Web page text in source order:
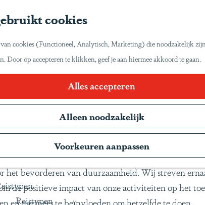
cookies
cookies (Functioneel, Analytisch, Marketing) die noodzakelijk
Door op accepteren te klikken, geef je aan hiermee akkoord te gaan.
Alles accepteren
Alleen noodzakelijk
Voorkeuren aanpassen
Reisinspiratie
Blog
Duurzaam reizen
Gente Mágica
Inspiratiedagen
KLM Holland Herald
Magazine
Webinars
Reistypen
van Latijns-Amerika laten genieten zoals
Sapa Pana
belanghebbenden in het toerisme, namelijk
begrijpt Sapa Pana Travel onze sleutelrol
het bevorderen van duurzaamheid. Wij streven
de positieve impact van onze activiteiten op het
en partners te beïnvloeden om hetzelfde te doen.